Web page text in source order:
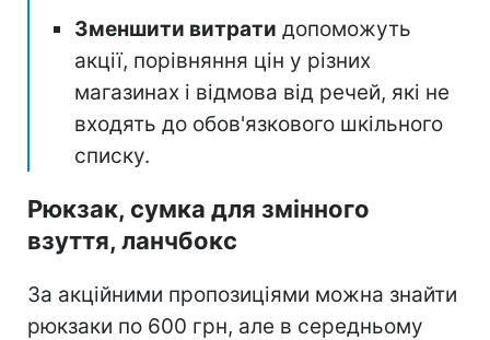
Зменшити витрати допоможуть
акції, порівняння цін у різних
магазинах і відмова від речей, які не
входять до обов'язкового шкільного
списку.
Рюкзак, сумка для змінного
взуття, ланчбокс
За акційними пропозиціями можна знайти
рюкзаки по 600 грн, але в середньому